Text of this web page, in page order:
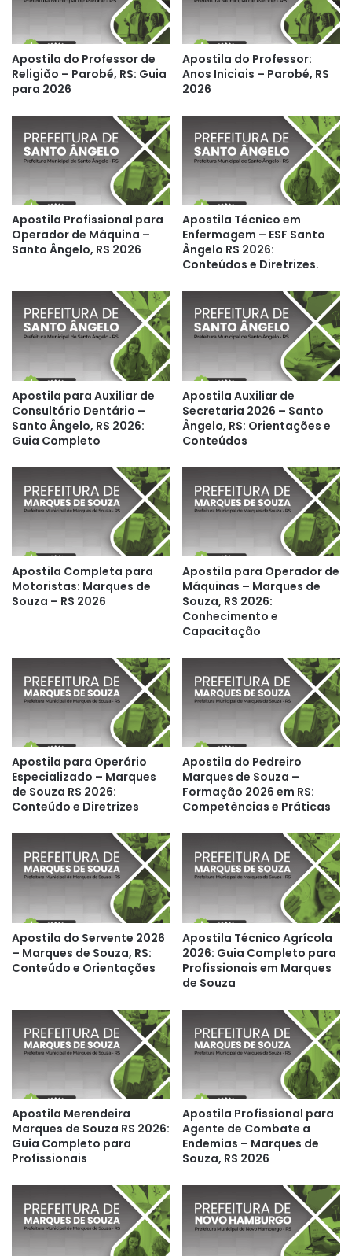
Apostila do Professor de
Religião – Parobé, RS: Guia
para 2026
Apostila do Professor:
Anos Iniciais – Parobé, RS
2026
Apostila Profissional para
Operador de Máquina –
Santo Ângelo, RS 2026
Apostila Técnico em
Enfermagem – ESF Santo
Ângelo RS 2026:
Conteúdos e Diretrizes.
Apostila para Auxiliar de
Consultório Dentário –
Santo Ângelo, RS 2026:
Guia Completo
Apostila Auxiliar de
Secretaria 2026 – Santo
Ângelo, RS: Orientações e
Conteúdos
Apostila Completa para
Motoristas: Marques de
Souza – RS 2026
Apostila para Operador de
Máquinas – Marques de
Souza, RS 2026:
Conhecimento e
Capacitação
Apostila para Operário
Especializado – Marques
de Souza RS 2026:
Conteúdo e Diretrizes
Apostila do Pedreiro
Marques de Souza –
Formação 2026 em RS:
Competências e Práticas
Apostila do Servente 2026
– Marques de Souza, RS:
Conteúdo e Orientações
Apostila Técnico Agrícola
2026: Guia Completo para
Profissionais em Marques
de Souza
Apostila Merendeira
Marques de Souza RS 2026:
Guia Completo para
Profissionais
Apostila Profissional para
Agente de Combate a
Endemias – Marques de
Souza, RS 2026